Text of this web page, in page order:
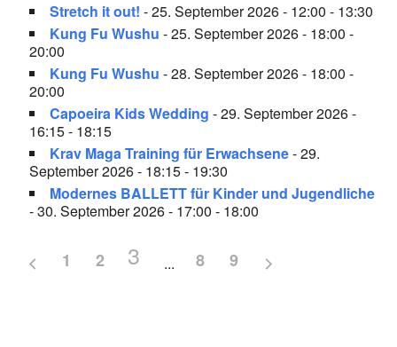
Stretch it out! - 25. September 2026 - 12:00 - 13:30
Kung Fu Wushu - 25. September 2026 - 18:00 -
20:00
Kung Fu Wushu - 28. September 2026 - 18:00 -
20:00
Capoeira Kids Wedding - 29. September 2026 -
16:15 - 18:15
Krav Maga Training für Erwachsene- 29.
September 2026 - 18:15 - 19:30
Modernes BALLETT für Kinder und Jugendliche
- 30. September 2026 - 17:00 - 18:00
1 2 3 8 9